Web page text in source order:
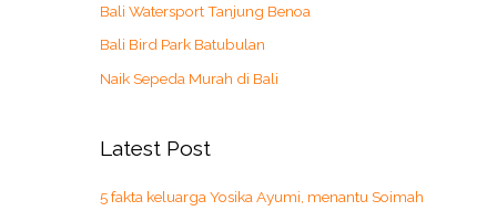
Bali Watersport Tanjung Benoa
Bali Bird Park Batubulan
Naik Sepeda Murah di Bali
Latest Post
5 fakta keluarga Yosika Ayumi, menantu Soimah